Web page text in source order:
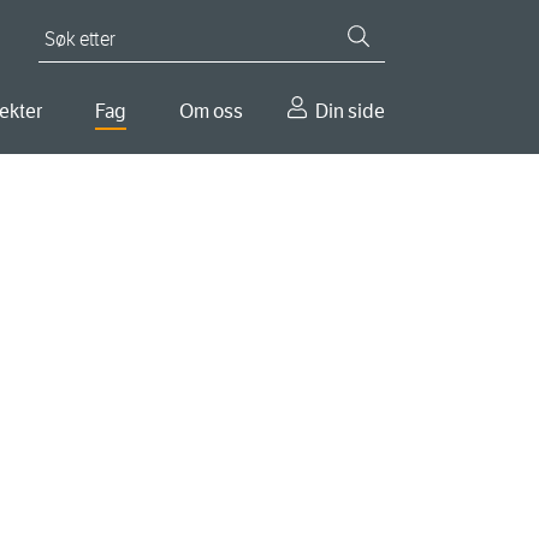
Fag Om oss Din side